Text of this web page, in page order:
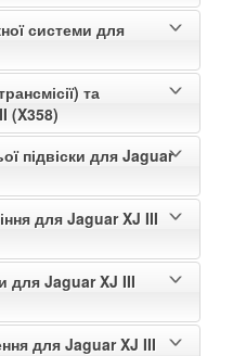
системи для
та
(X358)
підвіски для Jaguar
для Jaguar XJ III
для Jaguar XJ III
для Jaguar XJ III